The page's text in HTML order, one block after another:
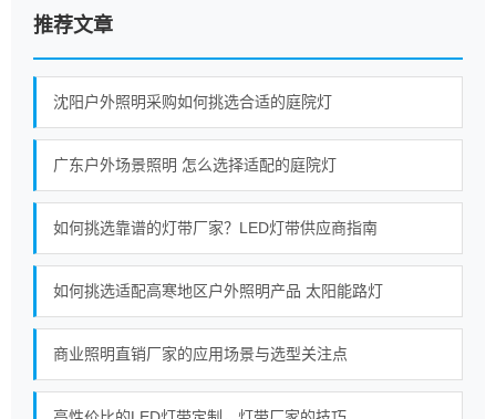
推荐文章
沈阳户外照明采购如何挑选合适的庭院灯
广东户外场景照明 怎么选择适配的庭院灯
如何挑选靠谱的灯带厂家？LED灯带供应商指南
如何挑选适配高寒地区户外照明产品 太阳能路灯
商业照明直销厂家的应用场景与选型关注点